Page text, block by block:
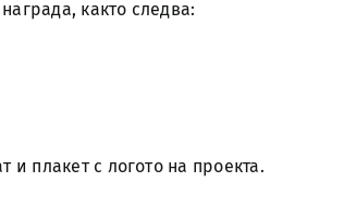
както следва:
и плакет с логото на проекта.